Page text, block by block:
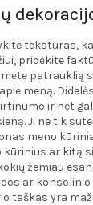
tekstūras,
pridėkite
patrauklią
meną.
ir net
Ji ne tik
meno
ar kitą
žemiau
ar
taškas yra